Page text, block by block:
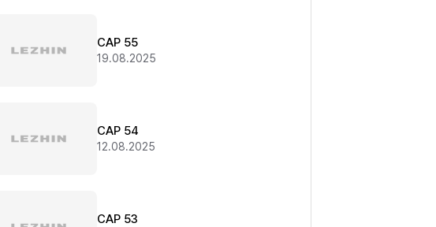
CAP 55
19.08.2025
CAP 54
12.08.2025
CAP 53